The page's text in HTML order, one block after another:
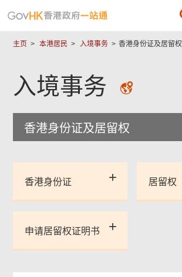
主页 本港居民 入境事务 香港身份证及居留权
入境事务
香港身份证及居留权
香港身份证 居留权
申请居留权证明书